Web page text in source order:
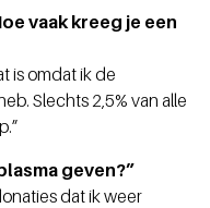
vaak kreeg je een
is omdat ik de
Slechts 2,5% van alle
geven?”
dat ik weer